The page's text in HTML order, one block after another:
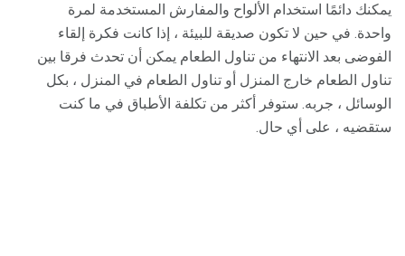
يمكنك دائمًا استخدام الألواح والمفارش المستخدمة لمرة
واحدة. في حين لا تكون صديقة للبيئة ، إذا كانت فكرة إلقاء
الفوضى بعد الانتهاء من تناول الطعام يمكن أن تحدث فرقا بين
تناول الطعام خارج المنزل أو تناول الطعام في المنزل ، بكل
الوسائل ، جربه. ستوفر أكثر من تكلفة الأطباق في ما كنت
ستقضيه ، على أي حال.